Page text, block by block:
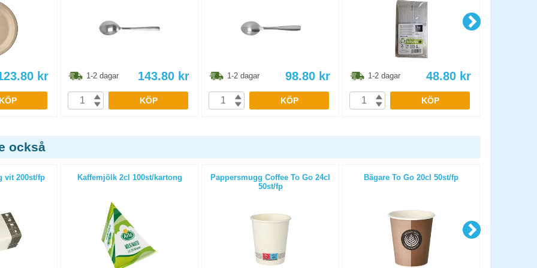
kr 1-2 dagar 143.80 kr
KÖP
1-2 dagar 98.80 kr
KÖP
1-2 dagar 48.80 kr
KÖP
också
vit 200st/fp Kaffemjölk 2cl 100st/kartong
Pappersmugg Coffee To Go 24cl
50st/fp
Bägare To Go 20cl 50st/fp